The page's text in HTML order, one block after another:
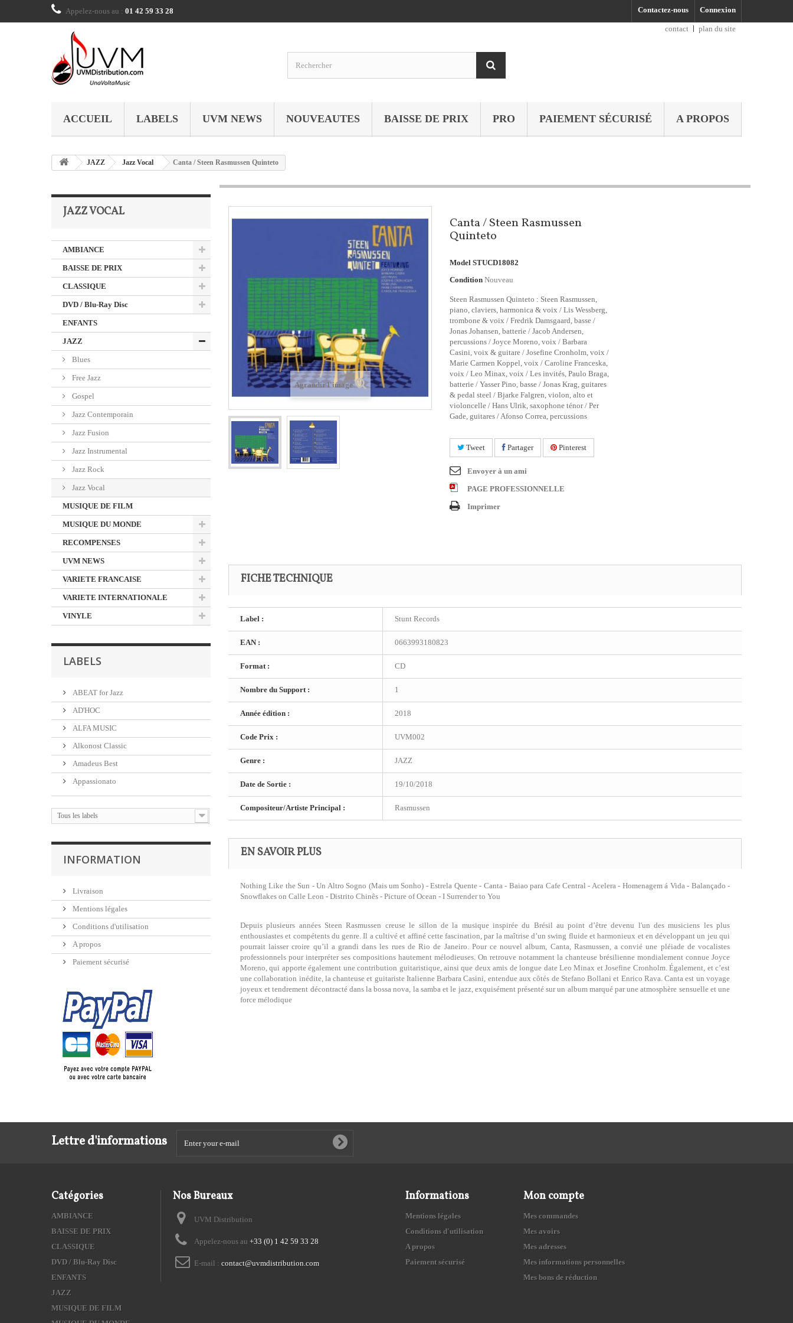
Connexion
Contactez-nous
Appelez-nous au : 01 42 59 33 28
contact
plan du site
ACCUEIL LABELS UVM NEWS NOUVEAUTES BAISSE DE PRIX PRO PAIEMENT SÉCURISÉ A PROPOS
JAZZ Jazz Vocal Canta / Steen Rasmussen Quinteto
JAZZ VOCAL
AMBIANCE
BAISSE DE PRIX
CLASSIQUE
DVD / Blu-Ray Disc
ENFANTS
JAZZ
Blues
Free Jazz
Gospel
Jazz Contemporain
Jazz Fusion
Jazz Instrumental
Jazz Rock
Jazz Vocal
MUSIQUE DE FILM
MUSIQUE DU MONDE
RECOMPENSES
UVM NEWS
VARIETE FRANCAISE
VARIETE INTERNATIONALE
VINYLE
LABELS
ABEAT for Jazz
AD'HOC
ALFA MUSIC
Alkonost Classic
Amadeus Best
Appassionato
Tous les labels
INFORMATION
Livraison
Mentions légales
Conditions d'utilisation
A propos
Paiement sécurisé
Agrandir l'image
Canta / Steen Rasmussen
Quinteto
Model STUCD18082
Condition Nouveau
Steen Rasmussen Quinteto : Steen Rasmussen,
piano, claviers, harmonica & voix / Lis Wessberg,
trombone & voix / Fredrik Damsgaard, basse /
Jonas Johansen, batterie / Jacob Andersen,
percussions / Joyce Moreno, voix / Barbara
Casini, voix & guitare / Josefine Cronholm, voix /
Marie Carmen Koppel, voix / Caroline Franceska,
voix / Leo Minax, voix / Les invités, Paulo Braga,
batterie / Yasser Pino, basse / Jonas Krag, guitares
& pedal steel / Bjarke Falgren, violon, alto et
violoncelle / Hans Ulrik, saxophone ténor / Per
Gade, guitares / Afonso Correa, percussions
Tweet Partager Pinterest
Envoyer à un ami
PAGE PROFESSIONNELLE
Imprimer
FICHE TECHNIQUE
Label : Stunt Records
EAN : 0663993180823
Format : CD
Nombre du Support : 1
Année édition : 2018
Code Prix : UVM002
Genre : JAZZ
Date de Sortie : 19/10/2018
Compositeur/Artiste Principal : Rasmussen
EN SAVOIR PLUS
Nothing Like the Sun - Un Altro Sogno (Mais um Sonho) - Estrela Quente - Canta - Baiao para Cafe Central - Acelera - Homenagem á Vida - Balançado -
Snowflakes on Calle Leon - Distrito Chinês - Picture of Ocean - I Surrender to You
Depuis plusieurs années Steen Rasmussen creuse le sillon de la musique inspirée du Brésil au point d’être devenu l'un des musiciens les plus
enthousiastes et compétents du genre. Il a cultivé et affiné cette fascination, par la maîtrise d’un swing fluide et harmonieux et en développant un jeu qui
pourrait laisser croire qu’il a grandi dans les rues de Rio de Janeiro. Pour ce nouvel album, Canta, Rasmussen, a convié une pléiade de vocalistes
professionnels pour interpréter ses compositions hautement mélodieuses. On retrouve notamment la chanteuse brésilienne mondialement connue Joyce
Moreno, qui apporte également une contribution guitaristique, ainsi que deux amis de longue date Leo Minax et Josefine Cronholm. Également, et c’est
une collaboration inédite, la chanteuse et guitariste Italienne Barbara Casini, entendue aux côtés de Stefano Bollani et Enrico Rava. Canta est un voyage
joyeux et tendrement décontracté dans la bossa nova, la samba et le jazz, exquisément présenté sur un album marqué par une atmosphère sensuelle et une
force mélodique
Lettre d'informations
Catégories
AMBIANCE
BAISSE DE PRIX
CLASSIQUE
DVD / Blu-Ray Disc
ENFANTS
JAZZ
MUSIQUE DE FILM
Nos Bureaux
UVM Distribution
Appelez-nous au +33 (0) 1 42 59 33 28
E-mail : contact@uvmdistribution.com
Informations
Mentions légales
Conditions d'utilisation
A propos
Paiement sécurisé
Mon compte
Mes commandes
Mes avoirs
Mes adresses
Mes informations personnelles
Mes bons de réduction